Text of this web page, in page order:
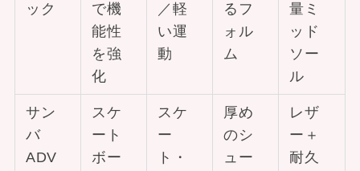
ック
で機
能性
を強
化
／軽
い運
動
るフ
ォル
ム
量ミ
ッド
ソー
ル
サン
バ
ADV
スケ
ート
ボー
スケ
ー
ト・
厚め
のシ
ュー
レザ
ー＋
耐久